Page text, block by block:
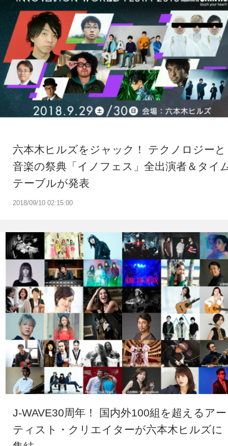
2018/09/10 02:15:00
六本木ヒルズをジャック！ テクノロジーと
音楽の祭典「イノフェス」全出演者＆タイ
テーブルが発表
J-WAVE30周年！ 国内外100組を超えるアー
ティスト・クリエイターが六本木ヒルズに